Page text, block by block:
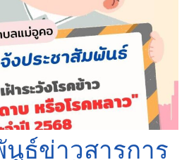
ธ์ข่าวสารการ